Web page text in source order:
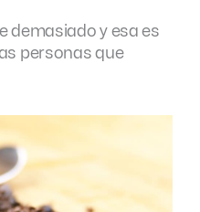
demasiado y esa es
personas que